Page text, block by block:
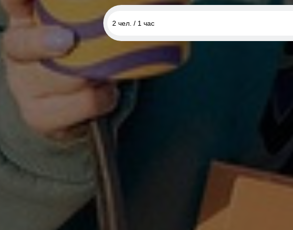
2 чел. / 1 час
1 чел. / 1 час
2 чел. / 1 час